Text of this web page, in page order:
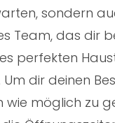
sondern
Team, das dir
perfekten
Um dir deinen
wie möglich zu